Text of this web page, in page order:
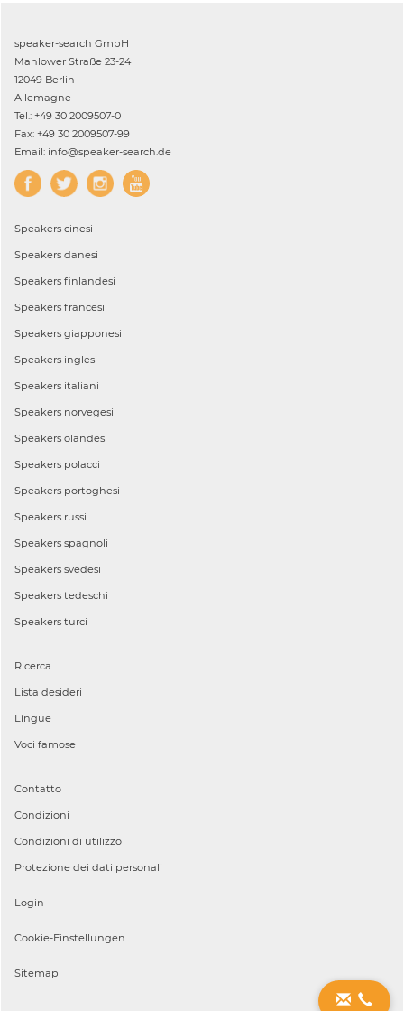
speaker-search GmbH
Mahlower Straße 23-24
12049 Berlin
Allemagne
Tel.: +49 30 2009507-0
Fax: +49 30 2009507-99
Email: info@speaker-search.de
Speakers cinesi
Speakers danesi
Speakers finlandesi
Speakers francesi
Speakers giapponesi
Speakers inglesi
Speakers italiani
Speakers norvegesi
Speakers olandesi
Speakers polacci
Speakers portoghesi
Speakers russi
Speakers spagnoli
Speakers svedesi
Speakers tedeschi
Speakers turci
Ricerca
Lista desideri
Lingue
Voci famose
Contatto
Condizioni
Condizioni di utilizzo
Protezione dei dati personali
Login
Cookie-Einstellungen
Sitemap